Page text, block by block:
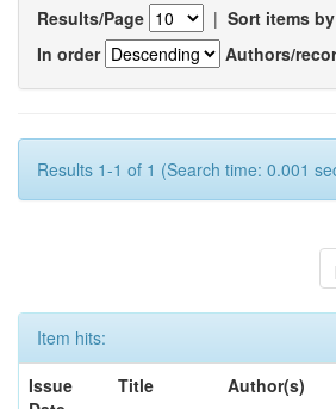
Results/Page | Sort items by
In order
Authors/
Results 1-1 of 1 (Search time: 0.001
Item hits:
Issue
Title Author(s)